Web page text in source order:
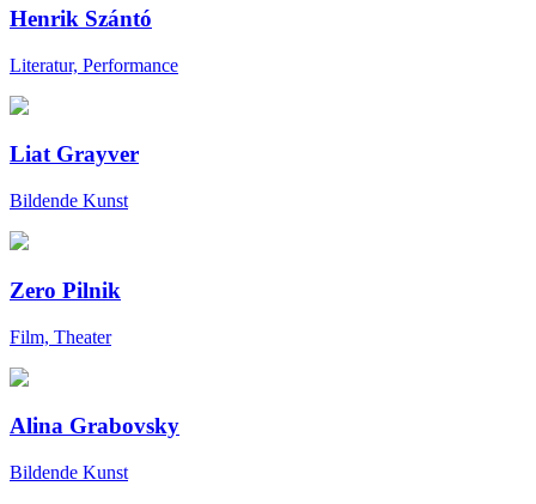
Henrik Szántó
Literatur, Performance
Liat Grayver
Bildende Kunst
Zero Pilnik
Film, Theater
Alina Grabovsky
Bildende Kunst